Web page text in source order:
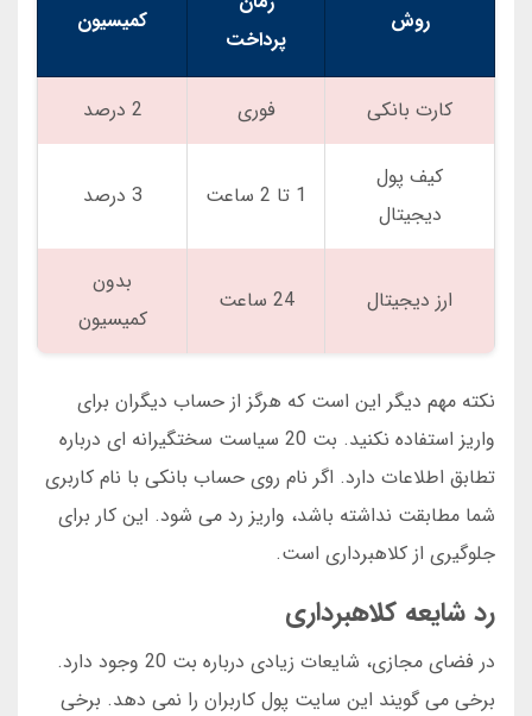
روش
پرداخت
کمیسیون
کارت بانکی فوری 2 درصد
کیف پول
دیجیتال
1 تا 2 ساعت 3 درصد
ارز دیجیتال 24 ساعت
بدون
کمیسیون
نکته مهم دیگر این است که هرگز از حساب دیگران برای
واریز استفاده نکنید. بت 20 سیاست سختگیرانه ای درباره
تطابق اطلاعات دارد. اگر نام روی حساب بانکی با نام کاربری
شما مطابقت نداشته باشد، واریز رد می شود. این کار برای
جلوگیری از کلاهبرداری است.
رد شایعه کلاهبرداری
در فضای مجازی، شایعات زیادی درباره بت 20 وجود دارد.
برخی می گویند این سایت پول کاربران را نمی دهد. برخی